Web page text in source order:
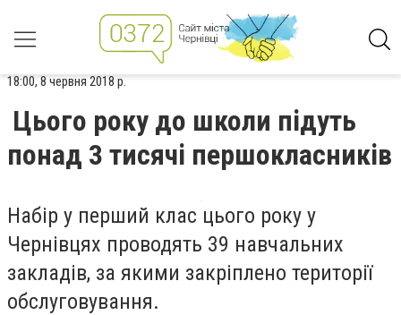
18:00, 8 червня 2018 р.
Цього року до школи підуть
понад 3 тисячі першокласників
Набір у перший клас цього року у
Чернівцях проводять 39 навчальних
закладів, за якими закріплено території
обслуговування.